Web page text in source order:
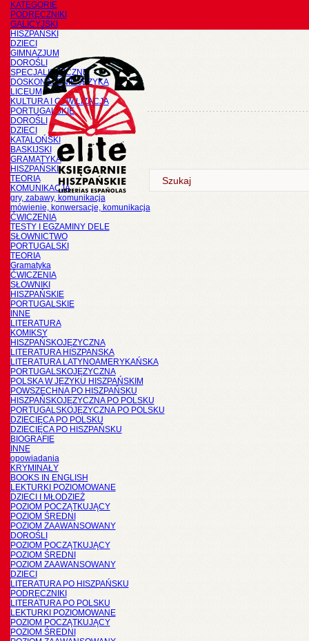
KATEGORIE
PODRĘCZNIKI
GALICYJSKI
HISZPAŃSKI
DZIECI
GIMNAZJUM
DOROŚLI
SPECJALISTYCZNE
DOSKONALENIE JĘZYKA
LICEUM
KULTURA I CYWILIZACJA
PORTUGALSKIE
DOROŚLI
DZIECI
KATALOŃSKI
BASKIJSKI
GRAMATYKA
HISZPAŃSKI
TEORIA
KOMUNIKACJA
gry, zabawy, komunikacja
mówienie, konwersacje, komunikacja
ĆWICZENIA
TESTY I EGZAMINY DELE
SŁOWNICTWO
PORTUGALSKI
TEORIA
Gramatyka
ĆWICZENIA
SŁOWNIKI
HISZPAŃSKIE
PORTUGALSKIE
INNE
LITERATURA
KOMIKSY
HISZPAŃSKOJĘZYCZNA
LITERATURA HISZPANSKA
LITERATURA LATYNOAMERYKAŃSKA
PORTUGALSKOJĘZYCZNA
POLSKA W JĘZYKU HISZPAŃSKIM
POWSZECHNA PO HISZPAŃSKU
HISZPAŃSKOJĘZYCZNA PO POLSKU
PORTUGALSKOJĘZYCZNA PO POLSKU
DZIECIĘCA PO POLSKU
DZIECIĘCA PO HISZPAŃSKU
BIOGRAFIE
INNE
opowiadania
KRYMINAŁY
BOOKS IN ENGLISH
LEKTURKI POZIOMOWANE
DZIECI I MŁODZIEŻ
POZIOM POCZĄTKUJĄCY
POZIOM ŚREDNI
POZIOM ZAAWANSOWANY
DOROŚLI
POZIOM POCZĄTKUJĄCY
POZIOM ŚREDNI
POZIOM ZAAWANSOWANY
DZIECI
LITERATURA PO HISZPAŃSKU
PODRĘCZNIKI
LITERATURA PO POLSKU
LEKTURKI POZIOMOWANE
POZIOM POCZĄTKUJĄCY
POZIOM ŚREDNI